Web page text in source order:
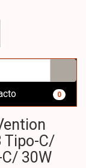
0
Tipo-C/
30W